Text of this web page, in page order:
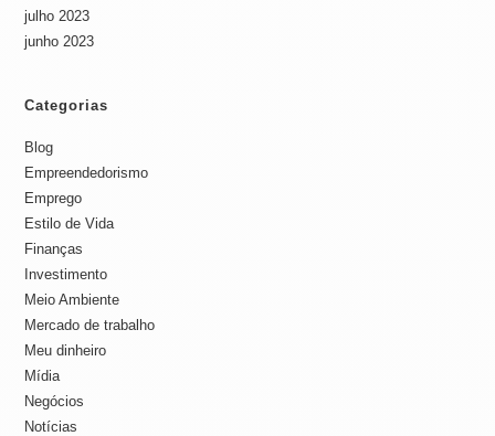
julho 2023
junho 2023
Categorias
Blog
Empreendedorismo
Emprego
Estilo de Vida
Finanças
Investimento
Meio Ambiente
Mercado de trabalho
Meu dinheiro
Mídia
Negócios
Notícias